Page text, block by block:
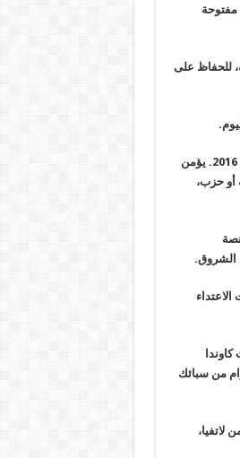
مفتوحة
للحفاظ على
.
وأوضحت أن “كريم أسعد، صحافي عمل في عدة مؤسسات مصرية وعربية منذ تخرجه من كلية الإعلام في 2016. يؤمن
أو حزب،
الشروق.
القاهرة، وعلى متنها نحو 5.7 مليون دولار نقدا، و127 كيلوغرام من سبائك